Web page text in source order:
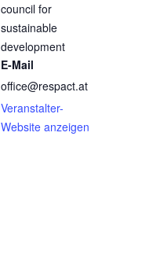
council for
sustainable
development
E-Mail
office@respact.at
Veranstalter-
Website anzeigen